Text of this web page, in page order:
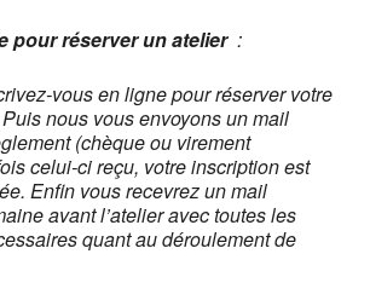
pour réserver un atelier :
vous en ligne pour réserver votre
nous vous envoyons un mail
(chèque ou virement
celui-ci reçu, votre inscription est
. Enfin vous recevrez un mail
avant l’atelier avec toutes les
quant au déroulement de